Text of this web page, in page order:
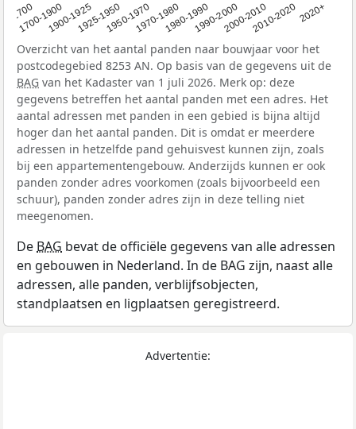
<1700
1700-19001900-19251925-19501950-19701970-19801980-19901990-20002000-20102010-20202020+
Overzicht van het aantal panden naar bouwjaar voor het
postcodegebied 8253 AN. Op basis van de gegevens uit de
BAG van het Kadaster van 1 juli 2026. Merk op: deze
gegevens betreffen het aantal panden met een adres. Het
aantal adressen met panden in een gebied is bijna altijd
hoger dan het aantal panden. Dit is omdat er meerdere
adressen in hetzelfde pand gehuisvest kunnen zijn, zoals
bij een appartementengebouw. Anderzijds kunnen er ook
panden zonder adres voorkomen (zoals bijvoorbeeld een
schuur), panden zonder adres zijn in deze telling niet
meegenomen.
De BAG bevat de officiële gegevens van alle adressen
en gebouwen in Nederland. In de BAG zijn, naast alle
adressen, alle panden, verblijfsobjecten,
standplaatsen en ligplaatsen geregistreerd.
Advertentie: